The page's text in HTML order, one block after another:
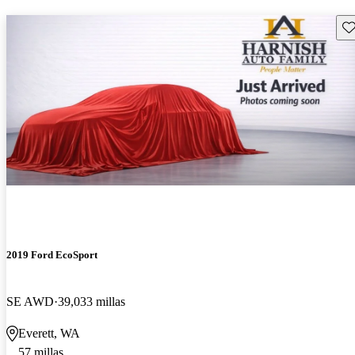
2019 Ford EcoSport
SE AWD 39,033 millas
Everett, WA